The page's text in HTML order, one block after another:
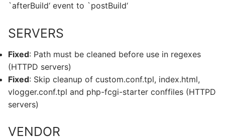
`afterBuild‘ event to `postBuild‘
SERVERS
Fixed: Path must be cleaned before use in regexes
(HTTPD servers)
Fixed: Skip cleanup of custom.conf.tpl, index.html,
vlogger.conf.tpl and php-fcgi-starter conffiles (HTTPD
servers)
VENDOR